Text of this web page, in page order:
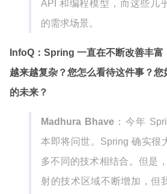
API 和编程模型，而这些几
的需求场景。
InfoQ：Spring 一直在不断改善丰富
越来越复杂？您怎么看待这件事？
的未来？
Madhura Bhave：今年
本即将问世。Spring 确实很
多不同的技术相结合。但是
射的技术区域不断增加，但